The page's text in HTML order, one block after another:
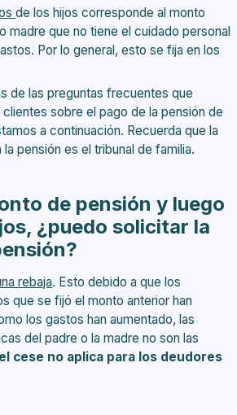
¿debo seguir pagando pensión
¿debo seguir pagando pensión de
la madre viven con los hijos,
pagar pensión?
madre están cesantes deben
¿Puedo pedir que se cobren de
AFP?
legal para pagar la pensión de
de los hijos corresponde al monto
madre que no tiene el cuidado personal
Por lo general, esto se fija en los
de las preguntas frecuentes que
sobre el pago de la pensión de
a continuación. Recuerda que la
pensión es el tribunal de familia.
de pensión y luego
¿puedo solicitar la
rebaja. Esto debido a que los
que se fijó el monto anterior han
los gastos han aumentado, las
del padre o la madre no son las
cese no aplica para los deudores